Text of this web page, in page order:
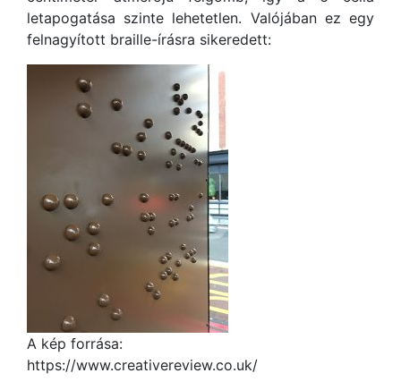
letapogatása szinte lehetetlen. Valójában ez egy
felnagyított braille-írásra sikeredett:
A kép forrása:
https://www.creativereview.co.uk/